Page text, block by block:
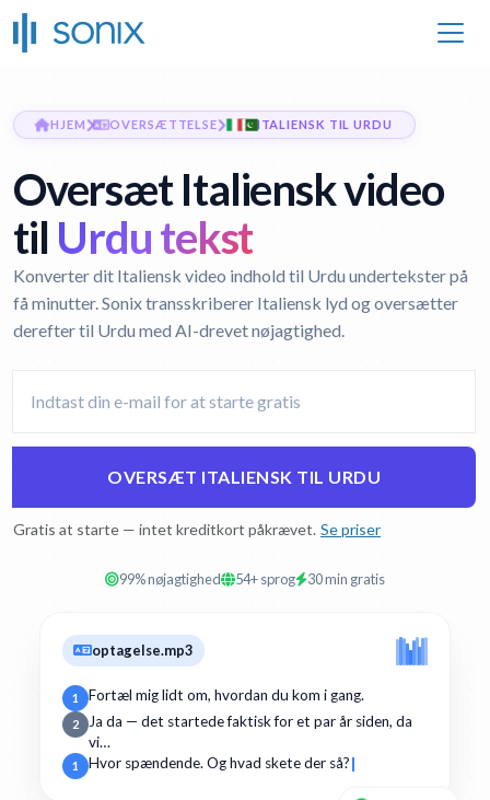
HJEM OVERSÆTTELSE ITALIENSK TIL URDU
Oversæt Italiensk video
til Urdu tekst
Konverter dit Italiensk video indhold til Urdu undertekster på
få minutter. Sonix transskriberer Italiensk lyd og oversætter
derefter til Urdu med AI-drevet nøjagtighed.
OVERSÆT ITALIENSK TIL URDU
Gratis at starte — intet kreditkort påkrævet. Se priser
99% nøjagtighed 54+ sprog 30 min gratis
optagelse.mp3
1 Fortæl mig lidt om, hvordan du kom i gang.
2
Ja da — det startede faktisk for et par år siden, da
vi…
1 Hvor spændende. Og hvad skete der så?